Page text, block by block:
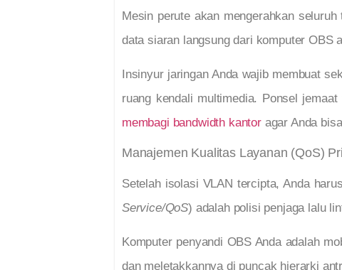
Mesin perute akan mengerahkan
data siaran langsung dari komputer OBS
Insinyur jaringan Anda wajib membuat
ruang kendali multimedia. Ponsel
membagi bandwidth kantoragar Anda
Manajemen Kualitas Layanan (QoS)
Setelah isolasi VLAN tercipta, Anda
Service/QoS) adalah polisi penjaga lalu
Komputer penyandi OBS Anda adalah
dan meletakkannya di puncak hierarki